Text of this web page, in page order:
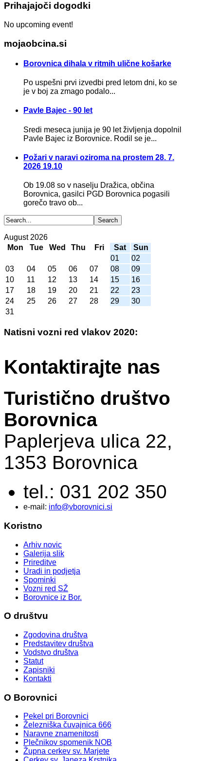
Prihajajoči dogodki
No upcoming event!
mojaobcina.si
Borovnica dihala v ritmih ulične košarke
Po uspešni prvi izvedbi pred letom dni, ko se
je v boj za zmago podalo...
Pavle Bajec - 90 let
Sredi meseca junija je 90 let življenja dopolnil
Pavle Bajec iz Borovnice. Rodil se je...
Požari v naravi oziroma na prostem 28. 7.
2026 19.10
Ob 19.08 so v naselju Dražica, občina
Borovnica, gasilci PGD Borovnica pogasili
gorečo travo ob...
August 2026
Mon
Tue Wed Thu Fri Sat
Sun
01
02
03
04 05 06 07 08
09
10
11 12 13 14 15
16
17
18 19 20 21 22
23
24
25 26 27 28 29
30
31
Natisni vozni red vlakov 2020:
Kontaktirajte nas
Turistično društvo
Borovnica
Paplerjeva ulica 22,
1353 Borovnica
tel.: 031 202 350
e-mail: info@vborovnici.si
Koristno
Arhiv novic
Galerija slik
Prireditve
Uradi in podjetja
Spominki
Vozni red SŽ
Borovnice iz Bor.
O društvu
Zgodovina društva
Predstavitev društva
Vodstvo društva
Statut
Zapisniki
Kontakti
O Borovnici
Pekel pri Borovnici
Železniška čuvajnica 666
Naravne znamenitosti
Plečnikov spomenik NOB
Župna cerkev sv. Marjete